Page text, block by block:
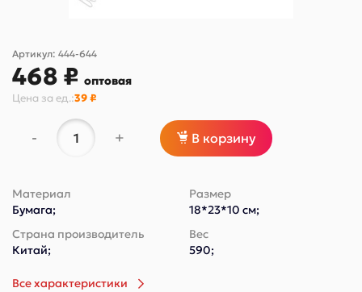
Артикул: 444-644
468 ₽ оптовая
Цена за ед.:39 ₽
- + В корзину
Материал
Бумага;
Размер
18*23*10 см;
Страна производитель
Китай;
Вес
590;
Все характеристики